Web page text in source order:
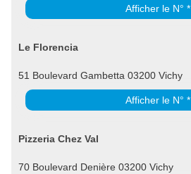
Afficher le N° *
Le Florencia
51 Boulevard Gambetta 03200 Vichy
Afficher le N° *
Pizzeria Chez Val
70 Boulevard Denière 03200 Vichy